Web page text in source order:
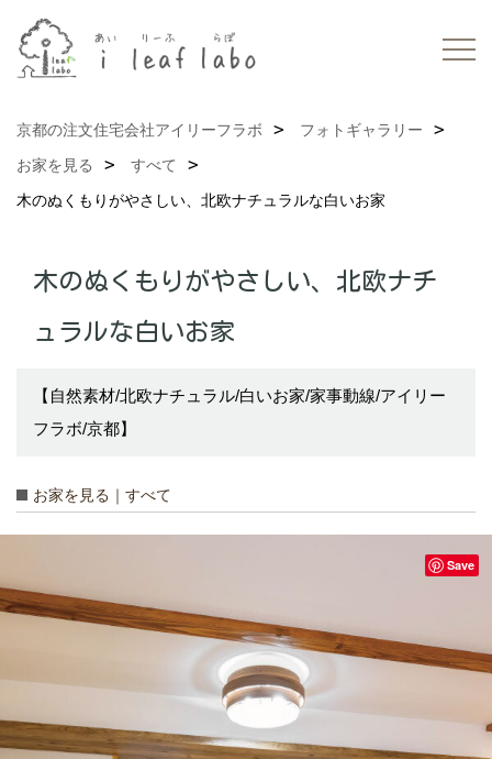
京都の注文住宅会社アイリーフラボ
フォトギャラリー
お家を見る
すべて
木のぬくもりがやさしい、北欧ナチュラルな白いお家
木のぬくもりがやさしい、北欧ナチ
ュラルな白いお家
【自然素材/北欧ナチュラル/白いお家/家事動線/アイリー
フラボ/京都】
お家を見る｜すべて
Save